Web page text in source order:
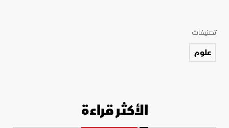
تصنيفات
علوم
الأكثر قراءة